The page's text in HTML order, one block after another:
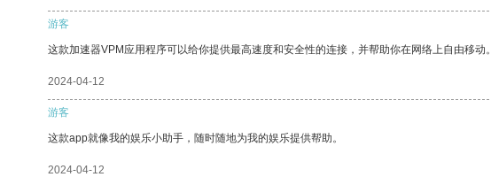
游客
这款加速器VPM应用程序可以给你提供最高速度和安全性的连接，并帮助你在网络上自由移动。
2024-04-12
游客
这款app就像我的娱乐小助手，随时随地为我的娱乐提供帮助。
2024-04-12